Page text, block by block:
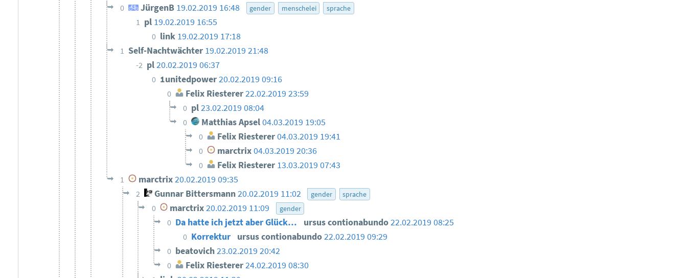
0 JürgenB 19.02.2019 16:48 gender menschelei sprache
1 pl 19.02.2019 16:55
0 link 19.02.2019 17:18
1 Self-Nachtwächter 19.02.2019 21:48
-2 pl20.02.2019 06:37
0 1unitedpower20.02.2019 09:16
0 Felix Riesterer22.02.2019 23:59
0 pl23.02.2019 08:04
0 Matthias Apsel04.03.2019 19:05
0 Felix Riesterer04.03.2019 19:41
0 marctrix04.03.2019 20:36
0 Felix Riesterer 13.03.2019 07:43
1 marctrix20.02.2019 09:35
2 Gunnar Bittersmann 20.02.2019 11:02 gender sprache
0 marctrix20.02.2019 11:09 gender
0 Da hatte ich jetzt aber Glück… ursus contionabundo22.02.2019 08:25
0 Korrektur ursus contionabundo22.02.2019 09:29
0 beatovich23.02.2019 20:42
0 Felix Riesterer24.02.2019 08:30